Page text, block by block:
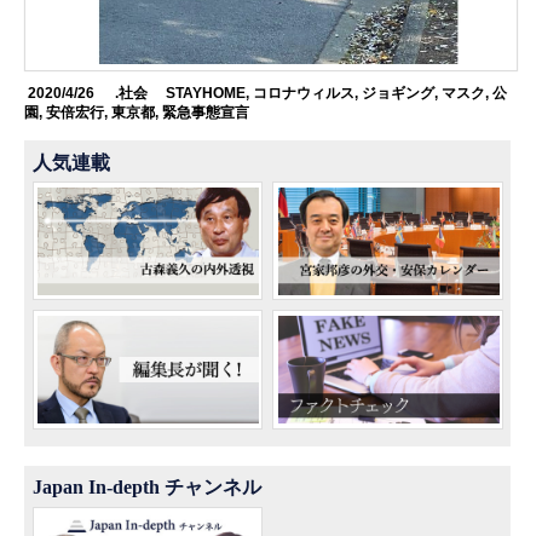
2020/4/26 .社会 STAYHOME, コロナウィルス, ジョギング, マスク, 公
園,安倍宏行,東京都,緊急事態宣言
人気連載
Japan In-depth チャンネル